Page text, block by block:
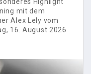
mit dem
Alex Lely vom
16. August 2026